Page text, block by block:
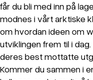
får du bli med inn på
modnes i vårt arktiske
om hvordan ideen om
utviklingen frem til i
deres best mottatte
Kommer du sammen i